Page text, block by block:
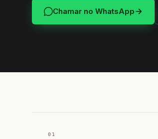
Chamar no WhatsApp
01